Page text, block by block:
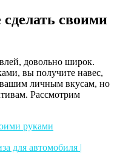
своими
довольно широк.
вы получите навес,
вашим личным вкусам, но
Рассмотрим